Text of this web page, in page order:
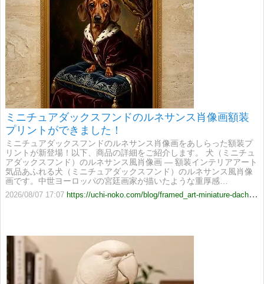
ミニチュアダックスフンドのルネサンス肖像画額装
プリントができました！
ミニチュアダックスフンドのルネサンス肖像画をあしらった額装プ
リントが新登場！以下、商品の詳細をご紹介します。 犬（ミニチュ
アダックスフンド）のルネサンス風肖像画 ― 額装インテリアアート
気品あふれる犬（ミニチュアダックスフンド）のルネサンス風肖像
画です。中世ヨーロッパの宮廷画家が描いたような重厚感…
2026/08/07 17:07 https://uchi-noko.com/blog/framed_art-miniature-dachshund-20260807-197ce79b-a3